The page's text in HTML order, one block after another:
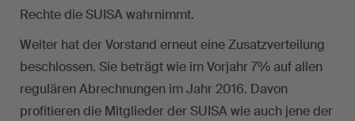
Rechte die SUISA wahrnimmt.
Weiter hat der Vorstand erneut eine Zusatzverteilung
beschlossen. Sie beträgt wie im Vorjahr 7% auf allen
regulären Abrechnungen im Jahr 2016. Davon
profitieren die Mitglieder der SUISA wie auch jene der